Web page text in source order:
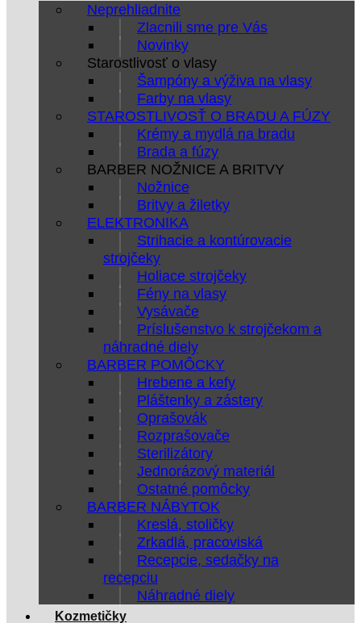
Neprehliadnite
Zlacnili sme pre Vás
Novinky
Starostlivosť o vlasy
Šampóny a výživa na vlasy
Farby na vlasy
STAROSTLIVOSŤ O BRADU A FÚZY
Krémy a mydlá na bradu
Brada a fúzy
BARBER NOŽNICE A BRITVY
Nožnice
Britvy a žiletky
ELEKTRONIKA
Strihacie a kontúrovacie
strojčeky
Holiace strojčeky
Fény na vlasy
Vysávače
Príslušenstvo k strojčekom a
náhradné diely
BARBER POMÔCKY
Hrebene a kefy
Pláštenky a zástery
Oprašovák
Rozprašovače
Sterilizátory
Jednorázový materiál
Ostatné pomôcky
BARBER NÁBYTOK
Kreslá, stoličky
Zrkadlá, pracoviská
Recepcie, sedačky na
recepciu
Náhradné diely
Kozmetičky